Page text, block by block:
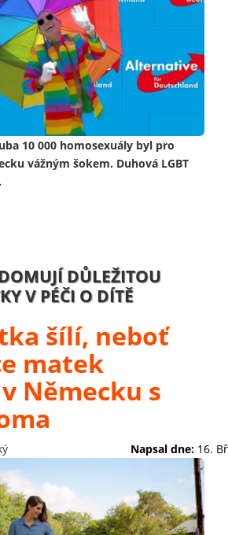
10 000 homosexuály byl pro
vážným šokem. Duhová LGBT
DŮLEŽITOU
V PÉČI O DÍTĚ
šílí, neboť
matek
Německu s
Napsal dne: 16.